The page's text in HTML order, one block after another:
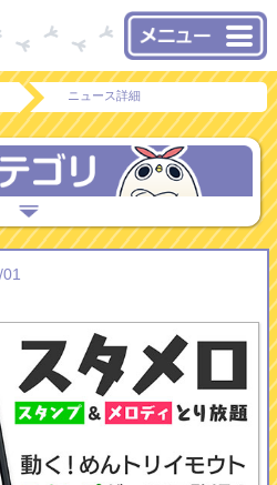
ニュース詳細